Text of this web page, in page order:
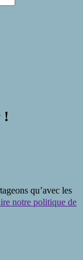
!
qu’avec les
notre politique de